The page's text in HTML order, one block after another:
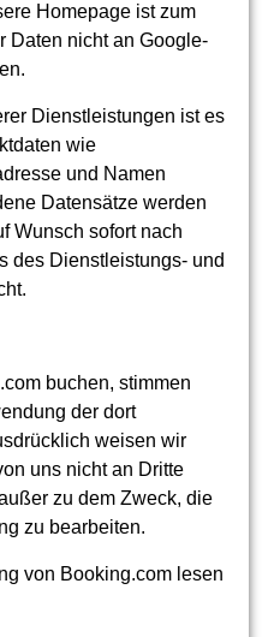
Homepage ist zum
Daten nicht an Google-
Dienstleistungen ist es
wie
und Namen
Datensätze werden
Wunsch sofort nach
des Dienstleistungs- und
buchen, stimmen
der dort
weisen wir
uns nicht an Dritte
zu dem Zweck, die
zu bearbeiten.
von Booking.com lesen